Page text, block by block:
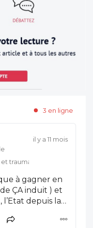
3 en ligne
traumatologie
il y a 11 mois
à gagner en
ÇA induit ) et
l’Etat depuis la
de Lisbon